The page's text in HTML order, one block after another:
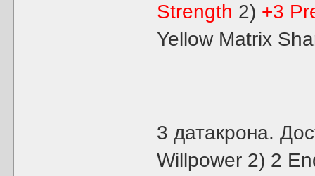
Strength 2) +3
Yellow Matrix
3 датакрона.
Willpower 2) 2